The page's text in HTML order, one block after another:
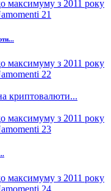
криптовалюти...